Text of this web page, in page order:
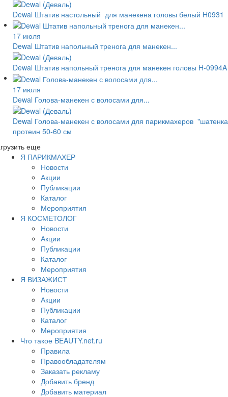
Dewal Штатив настольный для манекена головы белый H0931
17 июля
Dewal Штатив напольный тренога для манекен...
Dewal Штатив напольный тренога для манекен головы H-0994A
17 июля
Dewal Голова-манекен с волосами для...
Dewal Голова-манекен с волосами для парикмахеров
протеин 50-60 см
еще
Я ПАРИКМАХЕР
Новости
Акции
Публикации
Каталог
Мероприятия
Я КОСМЕТОЛОГ
Новости
Акции
Публикации
Каталог
Мероприятия
Я ВИЗАЖИСТ
Новости
Акции
Публикации
Каталог
Мероприятия
Что такое BEAUTY.net.ru
Правила
Правообладателям
Заказать рекламу
Добавить бренд
Добавить материал